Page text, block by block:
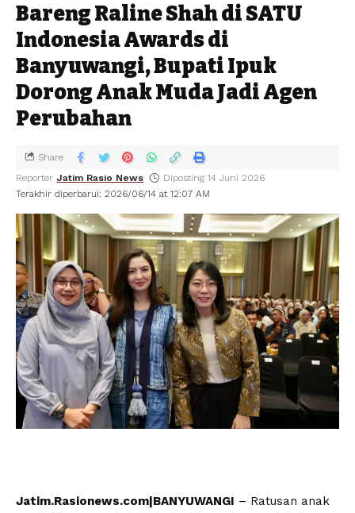
Bareng Raline Shah di SATU
Indonesia Awards di
Banyuwangi, Bupati Ipuk
Dorong Anak Muda Jadi Agen
Perubahan
Terakhir diperbarui: 2026/06/14 at 12:07 AM
Reporter Jatim Rasio News Diposting 14 Juni 2026
Share
Jatim.Rasionews.com|BANYUWANGI – Ratusan anak